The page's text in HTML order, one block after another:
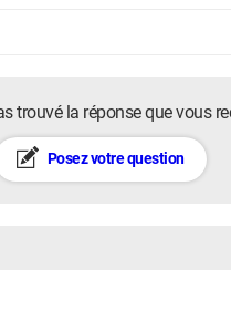
trouvé la réponse que vous
Posez votre question